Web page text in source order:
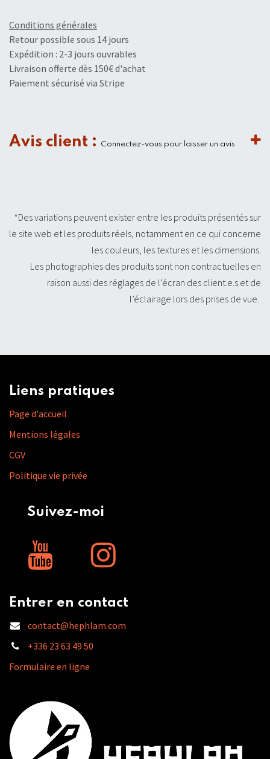
Conditions générales
Retour possible sous 14 jours
Expédition : 2-3 jours ouvrables
Livraison offerte dès 150€ d'achat
Paiement sécurisé via Stripe
Avis client : Connectez-vous pour laisser un avis
*Des variations peuvent exister entre les produits présentés sur
le site web et les produits réels, notamment en ce qui concerne
les couleurs, les textures et les dimensions.
Les photographies des produits sont non contractuelles en
raison aussi des réglages de l’écran des client.e.s et de
l’éclairage lors des prises de vue.
Liens pratiques
Page d'accueil
Mentions légales
CGV
Politique vie privée
Suivez-moi
Entrer en contact
contact@hephlam.com
+336 23 63 49 50
Formulaire en ligne